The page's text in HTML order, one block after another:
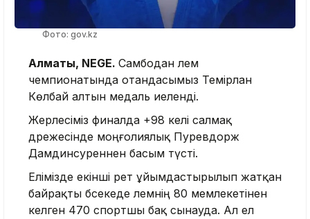
Фото: gov.kz
Алматы, NEGE. Самбодан әлем
чемпионатында отандасымыз Темірлан
Көлбай алтын медаль иеленді.
Жерлесіміз финалда +98 келі салмақ
дәрежесінде моңғолиялық Пуревдорж
Дамдинсуреннен басым түсті.
Елімізде екінші рет ұйымдастырылып жатқан
байрақты бәсекеде әлемнің 80 мемлекетінен
келген 470 спортшы бақ сынауда. Ал ел